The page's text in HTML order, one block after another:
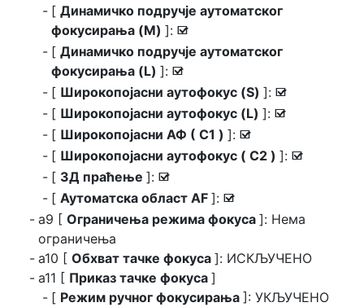
[ Динамичко подручје аутоматског
фокусирања (M) ]: M
[ Динамичко подручје аутоматског
фокусирања (L) ]: M
[ Широкопојасни аутофокус (S) ]: M
[ Широкопојасни аутофокус (L) ]: M
[ Широкопојасни АФ ( C1 ) ]: M
[ Широкопојасни аутофокус ( C2 ) ]: M
[ 3Д праћење ]: M
[ Аутоматска област AF ]: M
a9 [ Ограничења режима фокуса ]: Нема
ограничења
a10 [ Обхват тачке фокуса ]: ИСКЉУЧЕНО
a11 [ Приказ тачке фокуса ]
[ Режим ручног фокусирања ]: УКЉУЧЕНО